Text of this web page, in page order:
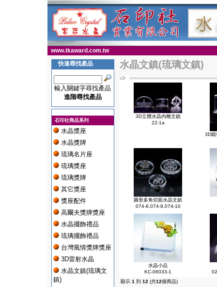
www.tkaward.com.tw
快速尋找產品
輸入關鍵字尋找產品
進階尋找產品
石印社商品系列
水晶獎座
水晶獎牌
琉璃名片座
琉璃獎座
琉璃獎牌
其它獎座
獎座配件
高爾夫獎牌獎座
水晶擺飾禮品
琉璃擺飾禮品
台灣風情獎牌獎座
3D雷射水晶
水晶文鎮(琉璃文
鎮)
水晶文鎮(琉璃文鎮)
3D立體水晶內雕文鎮
22-1a
3D鐳
圓形多角切面水晶文鎮
074-8,074-9,074-10
水晶小品
KC-06033-1
顯示 1 到 12 (共12個商品)